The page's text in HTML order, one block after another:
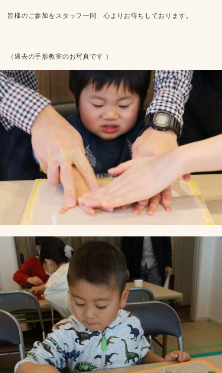
皆様のご参加をスタッフ一同 心よりお待ちしております。
（過去の手形教室のお写真です ）